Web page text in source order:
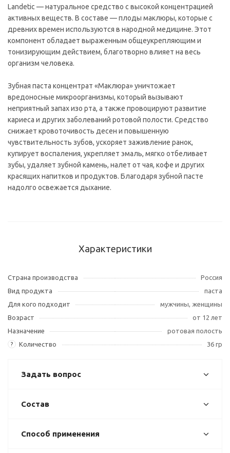
Landetic — натуральное средство с высокой концентрацией
активных веществ. В составе — плоды маклюры, которые с
древних времен используются в народной медицине. Этот
компонент обладает выраженным общеукрепляющим и
тонизирующим действием, благотворно влияет на весь
организм человека.
Зубная паста концентрат «Маклюра» уничтожает
вредоносные микроорганизмы, который вызывают
неприятный запах изо рта, а также провоцируют развитие
кариеса и других заболеваний ротовой полости. Средство
снижает кровоточивость десен и повышенную
чувствительность зубов, ускоряет заживление ранок,
купирует воспаления, укрепляет эмаль, мягко отбеливает
зубы, удаляет зубной камень, налет от чая, кофе и других
красящих напитков и продуктов. Благодаря зубной пасте
надолго освежается дыхание.
Характеристики
Страна производства
Россия
Вид продукта
паста
Для кого подходит
мужчины, женщины
Возраст
от 12 лет
Назначение
ротовая полость
? Количество 36 гр
Задать вопрос
Состав
Способ применения